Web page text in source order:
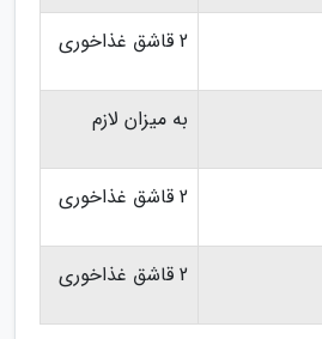
2 قاشق غذاخوری
به میزان لازم
2 قاشق غذاخوری
2 قاشق غذاخوری